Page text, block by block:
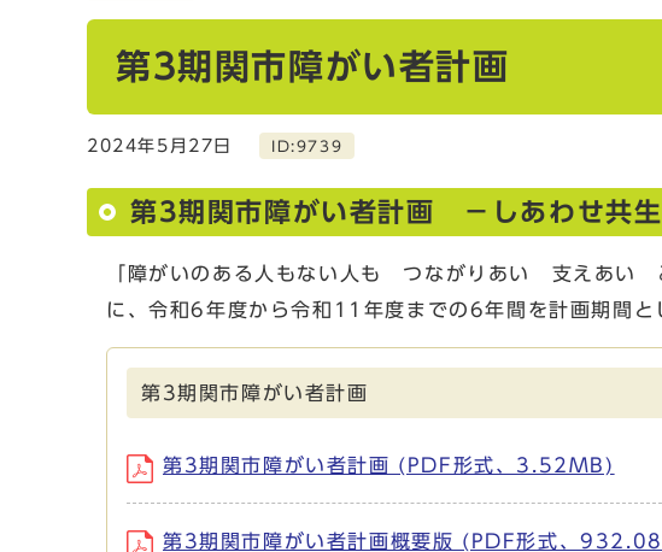
第3期関市障がい者計画
2024年5月27日 ID:9739
第3期関市障がい者計画 －しあわせ共
「障がいのある人もない人も つながりあい 支えあい
に、令和6年度から令和11年度までの6年間を計画期間と
第3期関市障がい者計画
第3期関市障がい者計画 (PDF形式、3.52MB)
第3期関市障がい者計画概要版 (PDF形式、